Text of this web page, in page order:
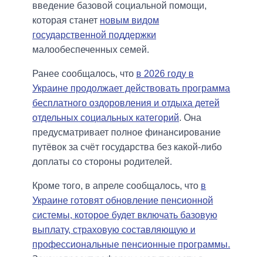
введение базовой социальной помощи,
которая станет новым видом
государственной поддержки
малообеспеченных семей.
Ранее сообщалось, что в 2026 году в
Украине продолжает действовать программа
бесплатного оздоровления и отдыха детей
отдельных социальных категорий. Она
предусматривает полное финансирование
путёвок за счёт государства без какой-либо
доплаты со стороны родителей.
Кроме того, в апреле сообщалось, что в
Украине готовят обновление пенсионной
системы, которое будет включать базовую
выплату, страховую составляющую и
профессиональные пенсионные программы.